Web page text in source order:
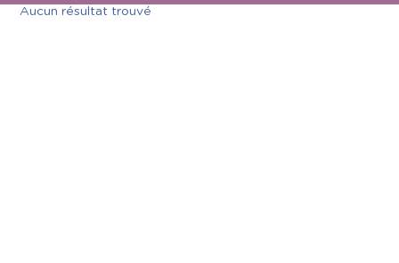
Aucun résultat trouvé